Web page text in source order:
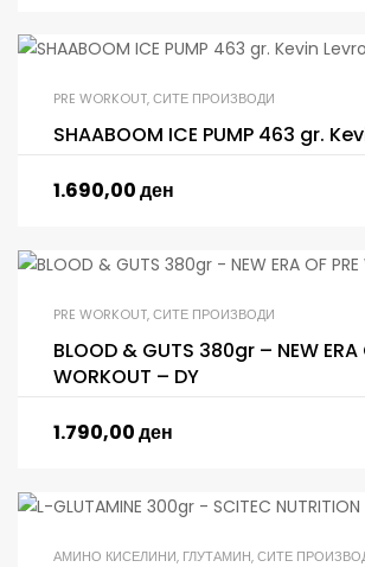
PRE WORKOUT,СИТЕ ПРОИЗВОДИ
SHAABOOM ICE PUMP 463 gr.
1.690,00ден
PRE WORKOUT,СИТЕ ПРОИЗВОДИ
BLOOD & GUTS 380gr – NEW ERA
WORKOUT – DY
1.790,00ден
АМИНО КИСЕЛИНИ, ГЛУТАМИН,СИТЕ